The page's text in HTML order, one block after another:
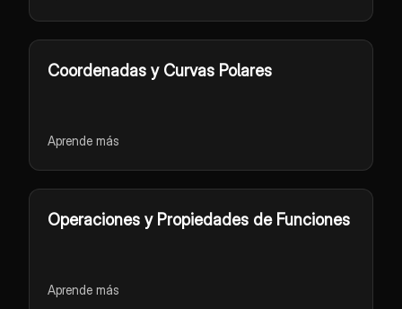
Coordenadas y Curvas Polares
Aprende más
Operaciones y Propiedades de Funciones
Aprende más